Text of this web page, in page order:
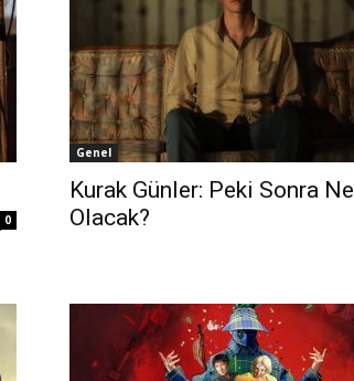
0
Genel
Kurak Günler: Peki Sonra Ne
Olacak?